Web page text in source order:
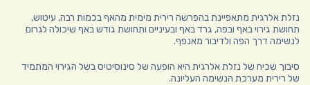
נזלת אלרגית מתאפיינת בהפרשה רירית מימית מהאף בכמות רבה, עיטוש,
תחושת גירוי באף ובפה, גרד באף ובעיניים ותחושת גודש באף שיכולה לגרום
לנשימה דרך הפה ולדיבור מאנפף.
סיבוך שכיח של נזלת אלרגית היא הופעה של סינוסיטיס בשל הגירוי המתמיד
של רירית מערכת הנשימה העליונה.